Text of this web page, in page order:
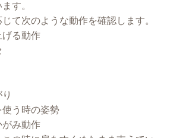
す。
て次のような動作を確認します。
げる動作
使う時の姿勢
がみ動作